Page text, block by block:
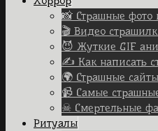
📸 Страшные фото
🎬 Видео
😈 Жуткие GIF
✍ Как написать
🌍 Страшные
📹 Самые
☠ Смертельные
Ритуалы